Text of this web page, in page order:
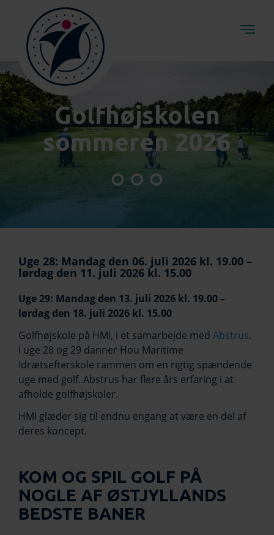
Golfhøjskolen
sommeren 2026
Uge 28: Mandag den 06. juli 2026 kl. 19.00 –
lørdag den 11. juli 2026 kl. 15.00
Uge 29: Mandag den 13. juli 2026 kl. 19.00 –
lørdag den 18. juli 2026 kl. 15.00
Golfhøjskole på HMI, i et samarbejde med Abstrus.
I uge 28 og 29 danner Hou Maritime
Idrætsefterskole rammen om en rigtig spændende
uge med golf. Abstrus har flere års erfaring i at
afholde golfhøjskoler.
HMI glæder sig til endnu engang at være en del af
deres koncept.
KOM OG SPIL GOLF PÅ
NOGLE AF ØSTJYLLANDS
BEDSTE BANER